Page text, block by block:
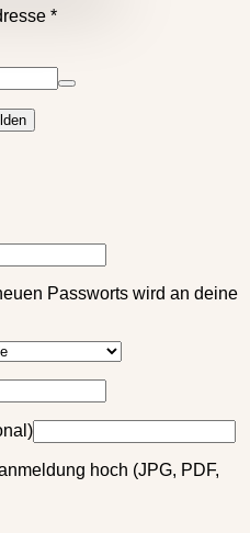
*Erforderlich
Passworts wird an deine
hoch (JPG, PDF,